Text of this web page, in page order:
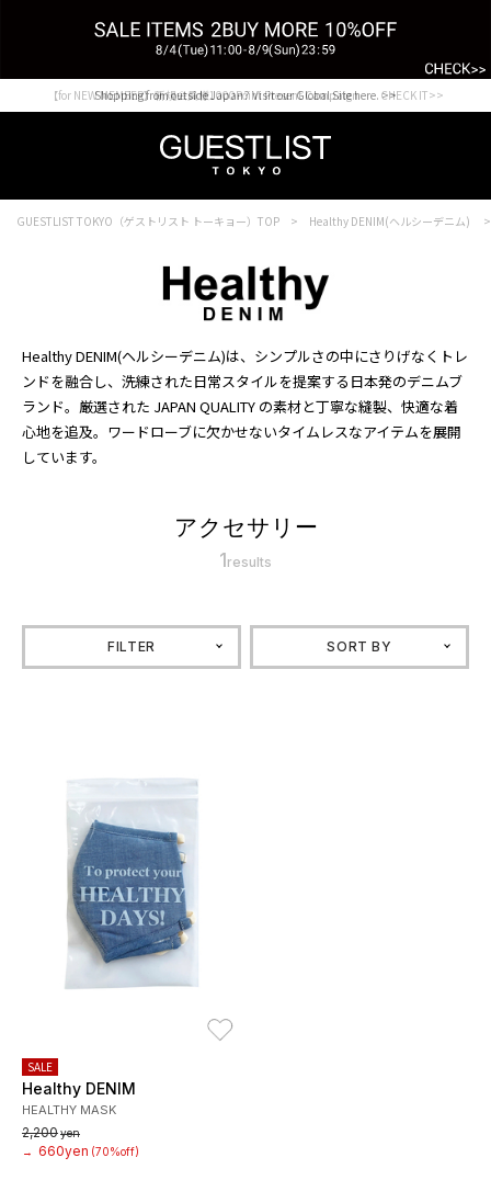
Shopping from outside Japan? Visit our Global Site here. >>
【for NEW MEMBER】新規会員様1000Point Present Campaign CHECK IT>>
GUESTLIST TOKYO（ゲストリスト トーキョー）TOP Healthy DENIM(ヘルシーデニム)
Healthy DENIM(ヘルシーデニム)は、シンプルさの中にさりげなくトレ
ンドを融合し、洗練された日常スタイルを提案する日本発のデニムブ
ランド。厳選された JAPAN QUALITY の素材と丁寧な縫製、快適な着
心地を追及。ワードローブに欠かせないタイムレスなアイテムを展開
しています。
アクセサリー
1results
FILTER SORT BY
SALE
Healthy DENIM
HEALTHY MASK
2,200yen
→ 660yen (70%off)